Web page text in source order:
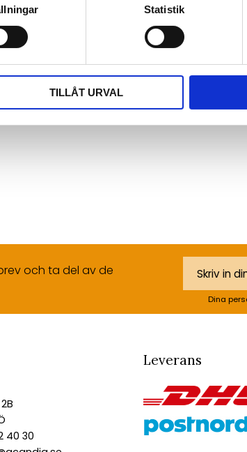
Statistik
TILLÅT URVAL
är i
och ta del av de
Dina
40 30
Leverans